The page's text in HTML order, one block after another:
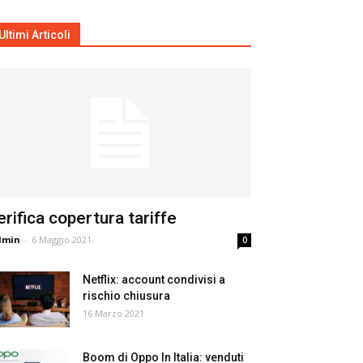
Articoli
copertura tariffe
- 6 Maggio 2021 0
Netflix: account condivisi a
rischio chiusura
16 Marzo 2021
Boom di Oppo In Italia: venduti